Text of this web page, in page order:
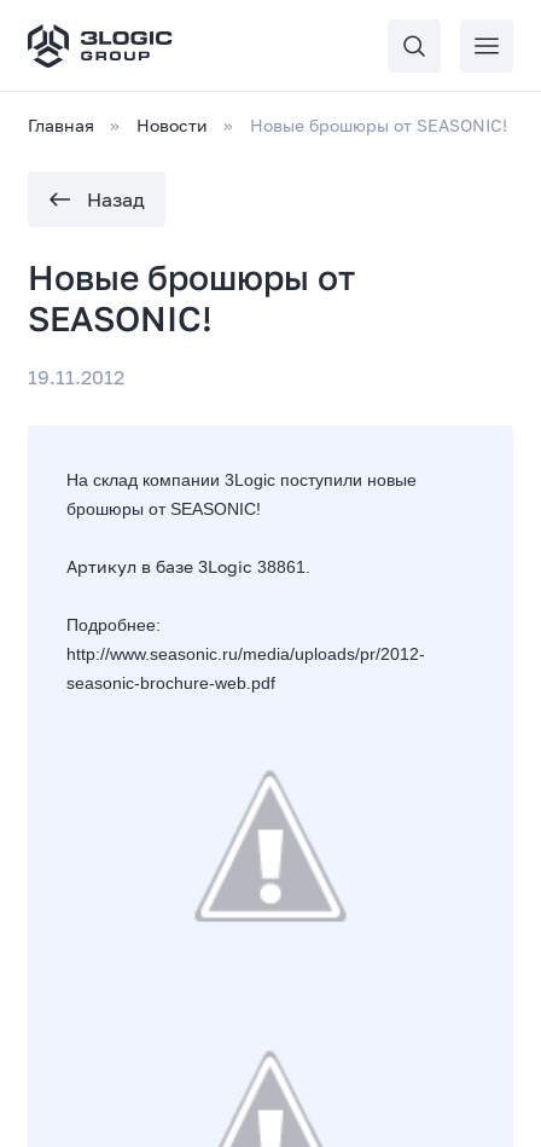
Главная Новости Новые брошюры от SEASONIC!
Назад
Новые брошюры от
SEASONIC!
19.11.2012
На склад компании 3Logic поступили новые
брошюры от SEASONIC!
Артикул в базе 3Logic38861.
Подробнее:
http://www.seasonic.ru/media/uploads/pr/2012-
seasonic-brochure-web.pdf